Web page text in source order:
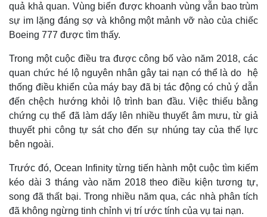
Kinh tế
Bất động sản
Khởi nghiệp
Thị trường
Giá vàng
Tiêu dùng
quả khả quan. Vùng biển được khoanh vùng vẫn bao trùm
sự im lặng đáng sợ và không một mảnh vỡ nào của chiếc
Boeing 777 được tìm thấy.
Trong một cuộc điều tra được công bố vào năm 2018, các
quan chức hé lộ nguyên nhân gây tai nạn có thể là do hệ
thống điều khiển của máy bay đã bị tác động có chủ ý dẫn
đến chệch hướng khỏi lộ trình ban đầu. Việc thiếu bằng
chứng cụ thể đã làm dấy lên nhiều thuyết âm mưu, từ giả
thuyết phi công tự sát cho đến sự nhúng tay của thế lực
bên ngoài.
Trước đó, Ocean Infinity từng tiến hành một cuộc tìm kiếm
kéo dài 3 tháng vào năm 2018 theo điều kiện tương tự,
song đã thất bại. Trong nhiều năm qua, các nhà phân tích
đã không ngừng tinh chỉnh vị trí ước tính của vụ tai nạn.